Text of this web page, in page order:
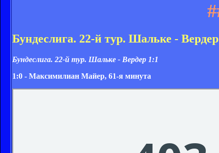
Бундеслига. 22-й тур. Шальке -
Бундеслига. 22-й тур. Шальке - Вердер 1:1
1:0 - Максимилиан Майер, 61-я минута